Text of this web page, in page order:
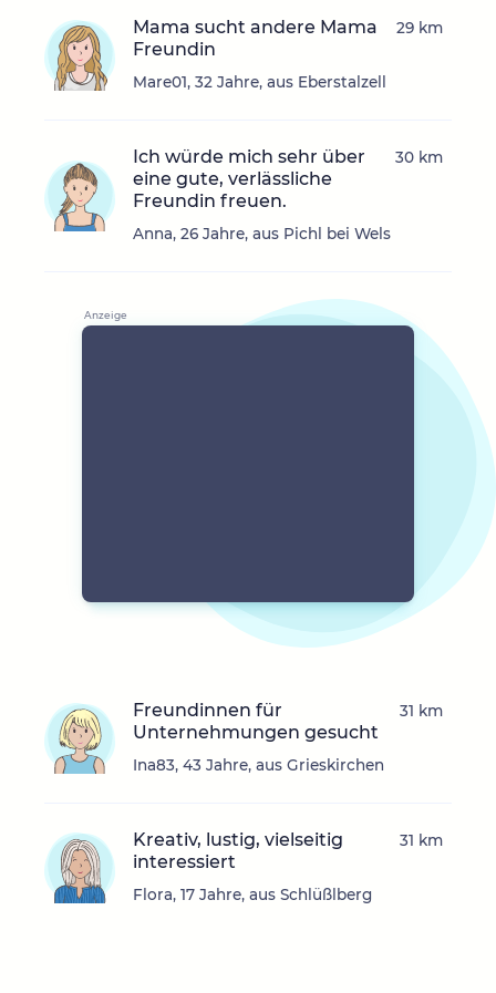
Mama sucht andere Mama
Freundin
Mare01, 32 Jahre, aus Eberstalzell
29 km
Ich würde mich sehr über
eine gute, verlässliche
Freundin freuen.
Anna, 26 Jahre, aus Pichl bei Wels
30 km
Freundinnen für
Unternehmungen gesucht
Ina83, 43 Jahre, aus Grieskirchen
31 km
Kreativ, lustig, vielseitig
interessiert
Flora, 17 Jahre, aus Schlüßlberg
31 km